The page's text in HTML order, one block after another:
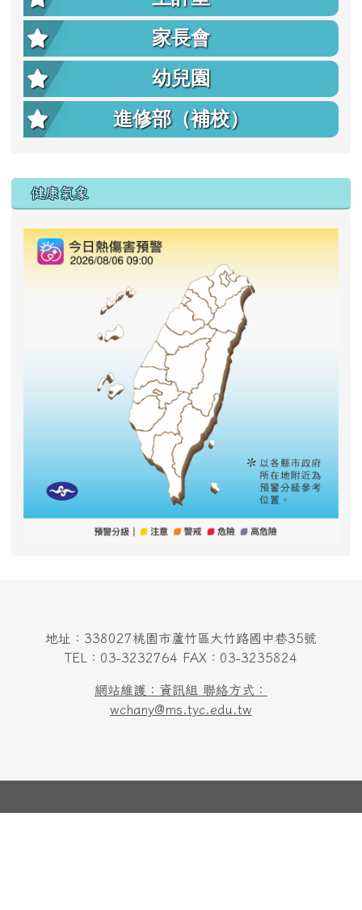
家長會
幼兒園
進修部（補校）
右邊區域內容
健康氣象
地址：338027桃園市蘆竹區大竹路國中巷35號
TEL：03-3232764 FAX：03-3235824
網站維護：資訊組 聯絡方式：
wchany@ms.tyc.edu.tw